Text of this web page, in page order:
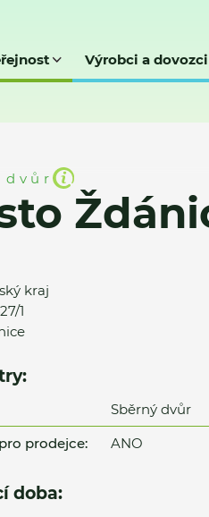
Výrobci a dovozci
dvůr
kraj
1
Sběrný dvůr
prodejce:
ANO
doba: